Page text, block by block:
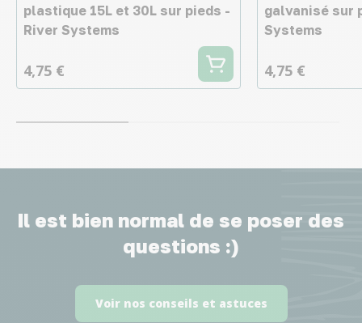
plastique 15L et 30L sur pieds -
River Systems
4,75 €
galvanisé sur
Systems
4,75 €
Il est bien normal de se poser des
questions :)
Voir nos conseils et astuces